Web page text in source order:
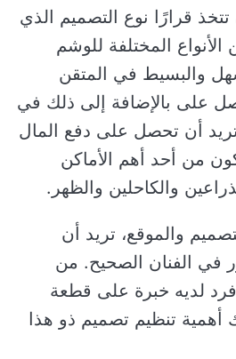
قرارًا نوع التصميم الذي
الأنواع المختلفة للوشم
والبسيط في المتقن
على بالإضافة إلى ذلك في
تريد أن تحصل على دفع المال
من أحد أهم الأماكن
والكاحلين والظهر.
والموقع، تريد أن
في الفنان الصحيح. من
لديه خبرة على قطعة
أهمية تنظيم تصميم ذو هذا